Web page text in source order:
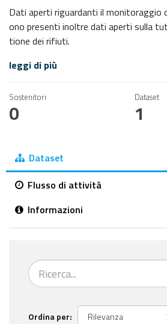
Dati aperti riguardanti il monitoraggio
ono presenti inoltre dati aperti sulla
tione dei rifiuti.
leggi di più
Sostenitori
0
Dataset
1
Dataset
Flusso di attività
Informazioni
Ordina per